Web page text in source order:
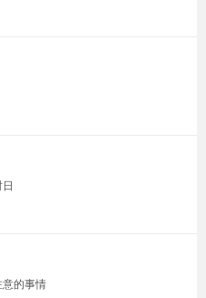
意的事情